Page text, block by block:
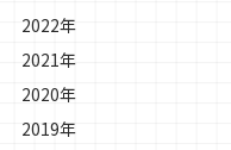
2022年
2021年
2020年
2019年